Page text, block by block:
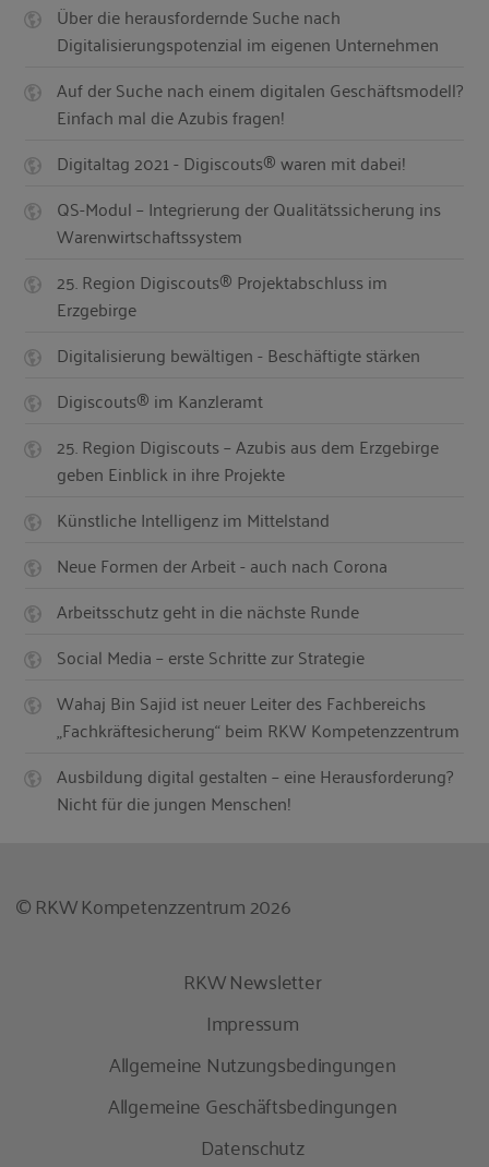
Über die herausfordernde Suche nach
Digitalisierungspotenzial im eigenen Unternehmen
Auf der Suche nach einem digitalen Geschäftsmodell?
Einfach mal die Azubis fragen!
Digitaltag 2021 - Digiscouts® waren mit dabei!
QS-Modul – Integrierung der Qualitätssicherung ins
Warenwirtschaftssystem
25. Region Digiscouts® Projektabschluss im
Erzgebirge
Digitalisierung bewältigen - Beschäftigte stärken
Digiscouts® im Kanzleramt
25. Region Digiscouts – Azubis aus dem Erzgebirge
geben Einblick in ihre Projekte
Künstliche Intelligenz im Mittelstand
Neue Formen der Arbeit - auch nach Corona
Arbeitsschutz geht in die nächste Runde
Social Media – erste Schritte zur Strategie
Wahaj Bin Sajid ist neuer Leiter des Fachbereichs
„Fachkräftesicherung“ beim RKW Kompetenzzentrum
Ausbildung digital gestalten – eine Herausforderung?
Nicht für die jungen Menschen!
© RKW Kompetenzzentrum 2026
RKW Newsletter
Impressum
Allgemeine Nutzungsbedingungen
Allgemeine Geschäftsbedingungen
Datenschutz